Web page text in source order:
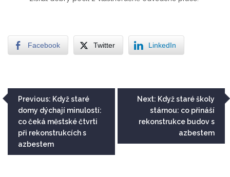
Facebook Twitter LinkedIn
Navigace
pro
příspěvek
Previous: Když staré
domy dýchají minulostí:
co čeká městské čtvrti
při rekonstrukcích s
azbestem
Next: Když staré školy
stárnou: co přináší
rekonstrukce budov s
azbestem